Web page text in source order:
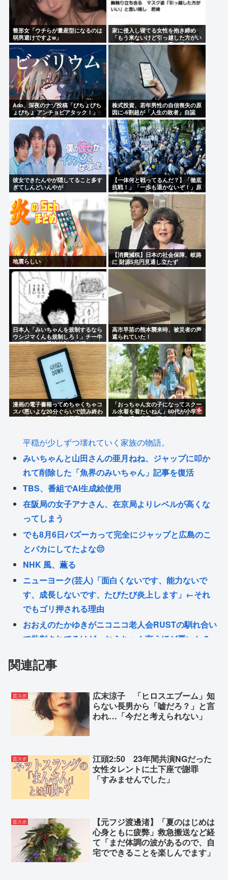
整形女「ウチらが量産型になるのは
弱男避けですよw」
家に侵入し寝てる女性を抱き締め
「もう来ないけど引っ越した方がい
い」と言って立ち去る男が発生
Ado、深夜のナゾ投稿「びちょびち
ょびちょ アンチョビアタック！」
SNSに反響広がる
株式投資、若年男性の自信喪失の原
因に-6割超が「人生の敗者」自認
彼女できたんやが隠してること多す
ぎてしんどいんやが
【一体何と戦ってるんだ？】「徹底
抗戦！」「一歩も退かないぞ！」原
爆公園の前の極左を機動隊が排除
地震らしい
【消費減税】日本の社会保障、岐路
に 財源5兆円見通し立たず
日本人「みいちゃんを規制するなら
ウシジマくんも規制しろ！」チー牛
の起源であり男性差別の根源たるウ
シジマを許すな！！！
高市早苗の熊本襲来時、被災者の声
遮られていた！
漫画の電子書籍ってめちゃくちゃコ
スパ悪いよな20分ぐらいで読み終わ
るし売れんし実物と値段変わらんし
「おっちゃん女の子になってスクー
ル水着を着たいねん」60代が小学生
に夢を語る事案が発生
平穏が少しずつ壊れていく家族の物語。
みいちゃんと山田さんの亜月ねね、ジャップに叩か
れて削除した「魚界のみいちゃん」記事を復活
TBS、番組でAI生成絵使用
在阪局の女子アナさん、在京局よりレベルが高くな
ってしまう
でも8月6日バズーカって完全にジャップと広島のこ
とバカにしてたよな😔
NHK 風、薫る
ニューヨーク(芸人)「面白くないです、能力ないで
す、成長しないです、たびたび炎上します」←それ
でもゴリ押される理由
おおえのたかゆきがニコニコ老人会RUSTの馴れ合い
で批判されてるけど、おえちゃん言うほど悪いか？
さる皆さまに感謝💕」
義をするも論理的思考ができなくなってしまい失敗
NHK職員、出演者から「性被害」を受けてPTSD休
職。なのに復職時の希望すら3年間無視され、加害者
Powered by livedoor 相互RSS
関連記事
芸スポ
広末涼子 「ヒロスエブーム」知
らない長男から「嘘だろ？」と言
われ…「今だと考えられない」
芸スポ
江頭2:50 23年間共演NGだった
女性タレントに土下座で謝罪
「すみませんでした」
芸スポ
【元フジ渡邊渚】「夏のはじめは
心身ともに疲弊」救急搬送など経
て「まだ体調の波があるので、自
宅でできることを楽しんでます」